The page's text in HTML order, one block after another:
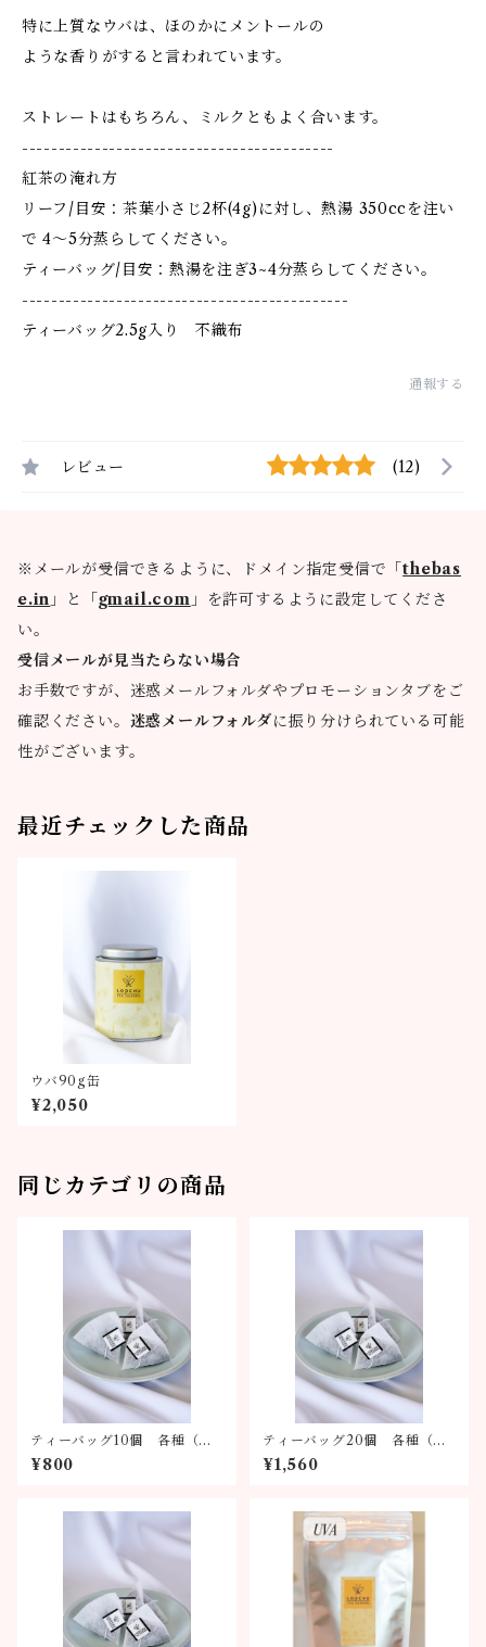
特に上質なウバは、ほのかにメントールの
ような香りがすると言われています。
ストレートはもちろん、ミルクともよく合います。
-------------------------------------------
紅茶の淹れ方
リーフ/目安：茶葉小さじ2杯(4g)に対し、熱湯 350ccを注い
で 4〜5分蒸らしてください。
ティーバッグ/目安：熱湯を注ぎ3~4分蒸らしてください。
---------------------------------------------
ティーバッグ2.5g入り 不織布
通報する
レビュー (12)
※メールが受信できるように、ドメイン指定受信で「thebas
e.in 」と「gmail.com 」を許可するように設定してくださ
い。
受信メールが見当たらない場合
お手数ですが、迷惑メールフォルダやプロモーションタブをご
確認ください。 迷惑メールフォルダに振り分けられている可能
性がございます。
最近チェックした商品
ウバ90g缶
¥2,050
同じカテゴリの商品
ティーバッグ10個 各種（全6
種類）
¥800
ティーバッグ20個 各種（全
6種類）
¥1,560